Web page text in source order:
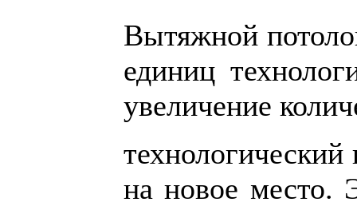
Вытяжной
единиц
увеличение
на новое место.